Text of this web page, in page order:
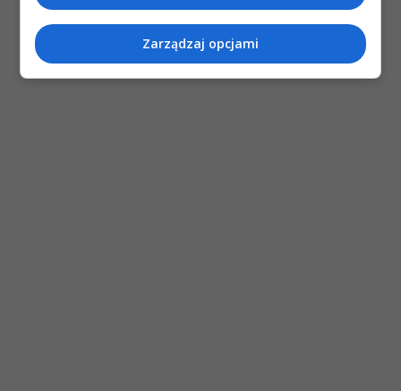
Zarządzaj opcjami